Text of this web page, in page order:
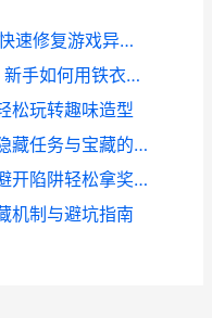
逆水寒011001报错解决指南：快速修复游戏异常的实用技巧
逆水寒5_7铁衣PVP实战技巧：新手如何用铁衣打出高爆发_
松玩转趣味造型
奇遇玫瑰逆水寒全攻略：解锁隐藏任务与宝藏的秘诀
沧州逆水寒洞穴全通关指南：避开陷阱轻松拿奖励
机制与避坑指南